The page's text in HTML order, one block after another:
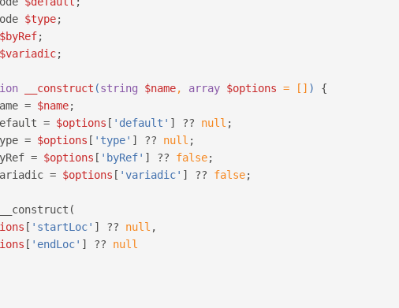
$type;
$byRef;
$variadic;
__construct (string $name, array $options = [] ) {
= $name;
= $options [ 'default' ] ?? null ;
= $options [ 'type' ] ?? null ;
= $options [ 'byRef' ] ?? false;
= $options [ 'variadic' ] ?? false;
[ 'startLoc' ] ?? null ,
[ 'endLoc' ] ?? null